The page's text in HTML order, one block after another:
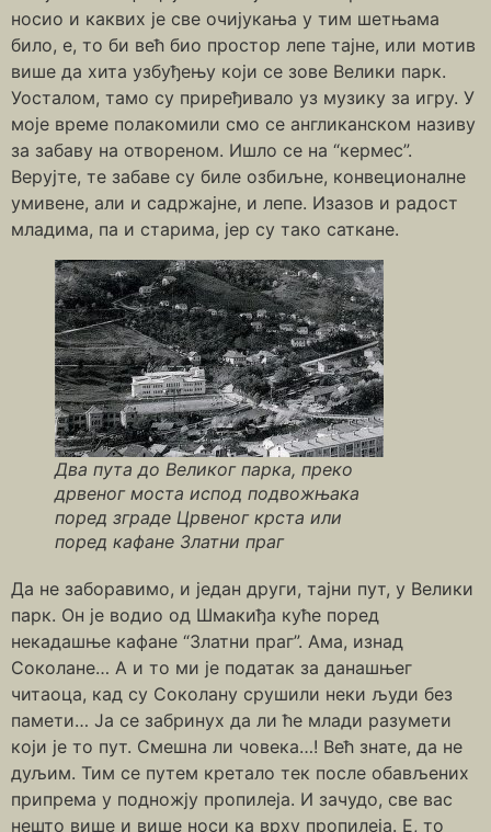
носио и каквих је све очијукања у тим шетњама
било, е, то би већ био простор лепе тајне, или мотив
више да хита узбуђењу који се зове Велики парк.
Уосталом, тамо су приређивало уз музику за игру. У
моје време полакомили смо се англиканском називу
за забаву на отвореном. Ишло се на “кермес”.
Верујте, те забаве су биле озбиљне, конвеционалне
умивене, али и садржајне, и лепе. Изазов и радост
младима, па и старима, јер су тако саткане.
Два пута до Великог парка, преко
дрвеног моста испод подвожњака
поред зграде Црвеног крста или
поред кафане Златни праг
Да не заборавимо, и један други, тајни пут, у Велики
парк. Он је водио од Шмакиђа куће поред
некадашње кафане “Златни праг”. Ама, изнад
Соколане… А и то ми је податак за данашњег
читаоца, кад су Соколану срушили неки људи без
памети… Ја се забринух да ли ће млади разумети
који је то пут. Смешна ли човека…! Већ знате, да не
дуљим. Тим се путем кретало тек после обављених
припрема у подножју пропилеја. И зачудо, све вас
нешто више и више носи ка врху пропилеја. Е, то